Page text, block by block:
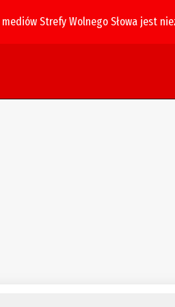
Strefy Wolnego Słowa jest